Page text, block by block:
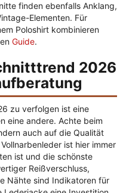
finden ebenfalls Anklang,
Elementen. Für
Poloshirt kombinieren
Guide.
2026
zu verfolgen ist eine
eine andere. Achte beim
auch auf die Qualität
ist hier immer
ist und die schönste
Reißverschluss,
Nähte sind Indikatoren für